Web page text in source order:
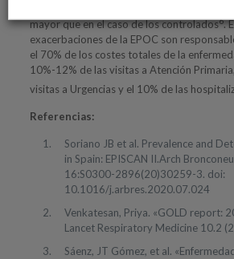
mayor que en el caso de los controlados6.
exacerbaciones de la EPOC son
el 70% de los costes totales de la
10%-12% de las visitas a Atención
visitas a Urgencias y el 10% de las
Referencias:
Soriano JB et al. Prevalence and
in Spain: EPISCAN II.Arch
16:S0300-2896(20)30259-3. doi:
10.1016/j.arbres.2020.07.024
Venkatesan, Priya. «GOLD report:
Lancet Respiratory Medicine 10.2
Sáenz, JT Gómez, et al.